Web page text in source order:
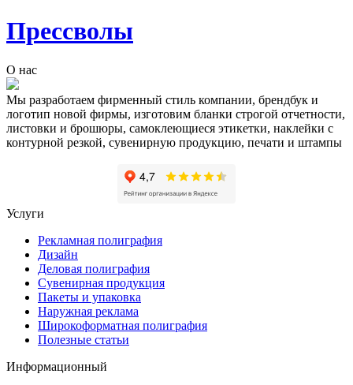
Прессволы
О нас
Мы разработаем фирменный стиль компании, брендбук и
логотип новой фирмы, изготовим бланки строгой отчетности,
листовки и брошюры, самоклеющиеся этикетки, наклейки с
контурной резкой, сувенирную продукцию, печати и штампы
Услуги
Рекламная полиграфия
Дизайн
Деловая полиграфия
Сувенирная продукция
Пакеты и упаковка
Наружная реклама
Широкоформатная полиграфия
Полезные статьи
Информационный